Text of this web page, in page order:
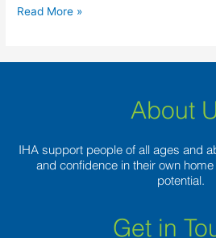
Read More »
About
IHA support people of all ages and
and confidence in their own
potential.
Get in